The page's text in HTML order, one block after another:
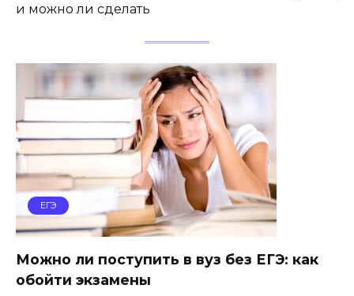
и можно ли сделать
ЕГЭ
Можно ли поступить в вуз без ЕГЭ: как
обойти экзамены